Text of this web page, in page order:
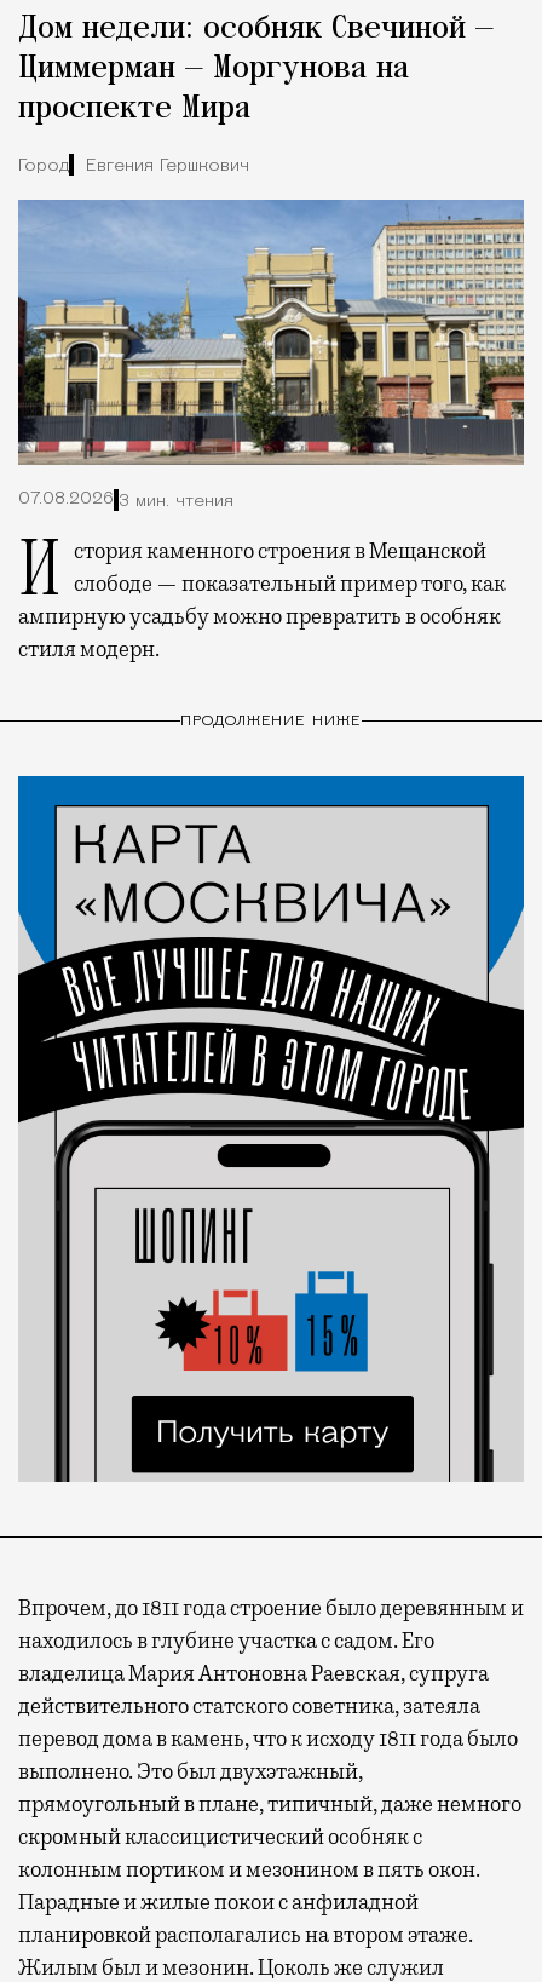
Современный путешественник часто берет
с собой не только чемодан, но и ноутбук.
А ожидание рейса все чаще превращается
не в потерянное время, а в возможность
спокойно закончить дела или спланировать
активности в путешествии, например
Дом недели: особняк Свечиной —
Циммерман — Моргунова на
проспекте Мира
Город Евгения Гершкович
07.08.2026 3 мин. чтения
История каменного строения в Мещанской слободе — показательный пример того, как
ампирную усадьбу можно превратить в особняк
стиля модерн.
ПРОДОЛЖЕНИЕ НИЖЕ
Впрочем, до 1811 года строение было деревянным и
находилось в глубине участка с садом. Его
владелица Мария Антоновна Раевская, супруга
действительного статского советника, затеяла
перевод дома в камень, что к исходу 1811 года было
выполнено. Это был двухэтажный,
прямоугольный в плане, типичный, даже немного
скромный классицистический особняк с
колонным портиком и мезонином в пять окон.
Парадные и жилые покои с анфиладной
планировкой располагались на втором этаже.
Жилым был и мезонин. Цоколь же служил